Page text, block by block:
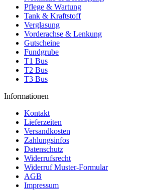
Pflege & Wartung
Tank & Kraftstoff
Verglasung
Vorderachse & Lenkung
Gutscheine
Fundgrube
T1 Bus
T2 Bus
T3 Bus
Informationen
Kontakt
Lieferzeiten
Versandkosten
Zahlungsinfos
Datenschutz
Widerrufsrecht
Widerruf Muster-Formular
AGB
Impressum